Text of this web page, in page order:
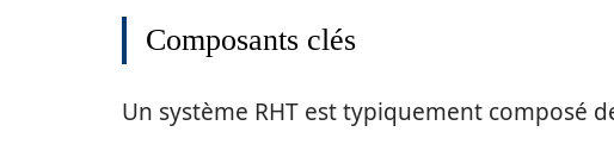
Composants clés
Un système RHT est typiquement composé